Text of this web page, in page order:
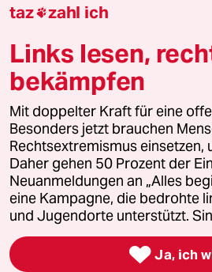
Downloads für Abonnierende
© 2026 taz Verlags und Vertriebs
Alle Rechte vorbehalten. Bei rechtlichen
wenden Sie sich bitte an
lizenzen@taz.de
Feedback Redaktionsstatut
Leitlinie Informant Datenschutz
Seitenwende Einwilligungen
taz zahl ich
Links lesen,
bekämpfen
Mit doppelter Kraft für eine
Besonders jetzt brauchen
Rechtsextremismus einsetzen,
Daher gehen 50 Prozent der
Neuanmeldungen an „Alles
eine Kampagne, die bedrohte
und Jugendorte unterstützt.
 Ja, ich